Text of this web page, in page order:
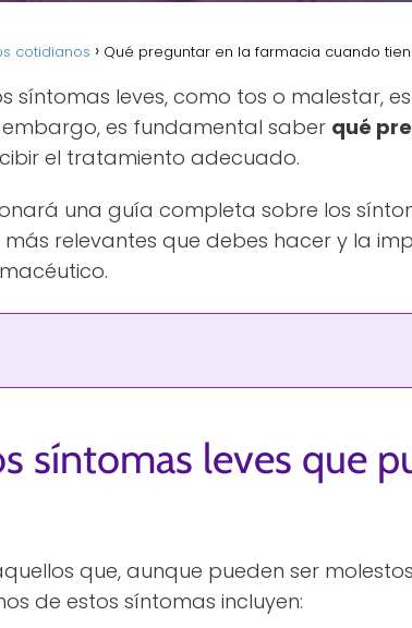
cotidianos Qué preguntar en la farmacia cuando
síntomas leves, como tos o malestar,
embargo, es fundamental saber qué
el tratamiento adecuado.
una guía completa sobre los
relevantes que debes hacer y la
síntomas leves que
que, aunque pueden ser
de estos síntomas incluyen: